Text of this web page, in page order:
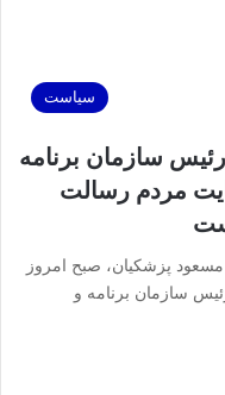
سیاست
سازمان برنامه
مردم رسالت
پزشکیان، صبح امروز
سازمان برنامه و